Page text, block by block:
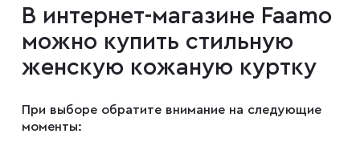
Парки
Плащи
Пуховики
В интернет-магазине Faamo
можно купить стильную
женскую кожаную куртку
При выборе обратите внимание на следующие
моменты: